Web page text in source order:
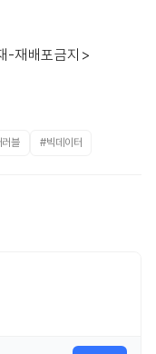
-재배포금지>
블 #빅데이터